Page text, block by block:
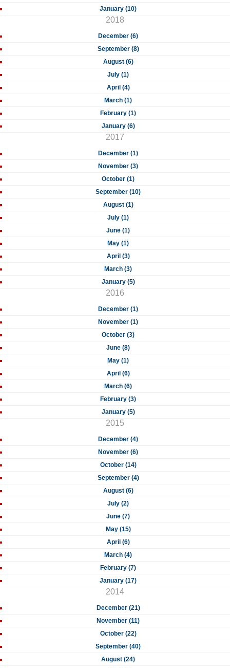
January (10)
2018
December (6)
September (8)
August (6)
July (1)
April (4)
March (1)
February (1)
January (6)
2017
December (1)
November (3)
October (1)
September (10)
August (1)
July (1)
June (1)
May (1)
April (3)
March (3)
January (5)
2016
December (1)
November (1)
October (3)
June (8)
May (1)
April (6)
March (6)
February (3)
January (5)
2015
December (4)
November (6)
October (14)
September (4)
August (6)
July (2)
June (7)
May (15)
April (6)
March (4)
February (7)
January (17)
2014
December (21)
November (11)
October (22)
September (40)
August (24)